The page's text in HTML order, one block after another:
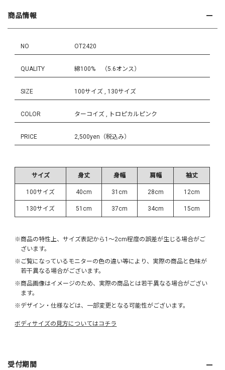
商品情報
NO OT2420
QUALITY 綿100% （5.6オンス）
SIZE 100サイズ , 130サイズ
COLOR ターコイズ , トロピカルピンク
PRICE 2,500yen（税込み）
サイズ 身丈 身幅 肩幅 袖丈
100サイズ 40cm 31cm 28cm 12cm
130サイズ 51cm 37cm 34cm 15cm
※商品の特性上、サイズ表記から1～2cm程度の誤差が生じる場合がご
ざいます。
※ご覧になっているモニターの色の違い等により、実際の商品と色味が
若干異なる場合がございます。
※商品画像はイメージのため、実際の商品とは若干異なる場合がござい
ます。
※デザイン・仕様などは、一部変更となる可能性がございます。
ボディサイズの見方についてはコチラ
受付期間